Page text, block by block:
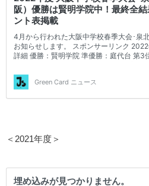
＜2021年度＞